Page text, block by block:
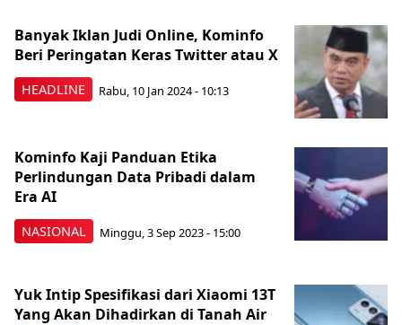
HEADLINE
Banyak Iklan Judi Online, Kominfo
Beri Peringatan Keras Twitter atau X
Rabu, 10 Jan 2024 - 10:13
NASIONAL
Kominfo Kaji Panduan Etika
Perlindungan Data Pribadi dalam
Era AI
Minggu, 3 Sep 2023 - 15:00
Yuk Intip Spesifikasi dari Xiaomi 13T
Yang Akan Dihadirkan di Tanah Air